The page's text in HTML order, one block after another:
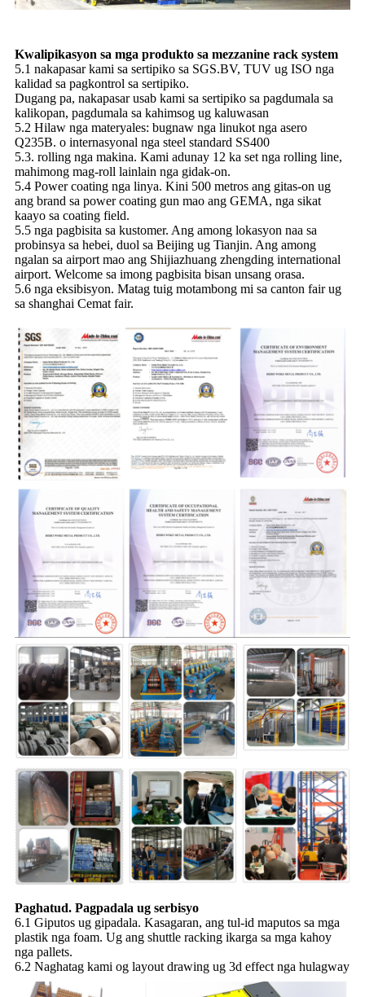
Kwalipikasyon sa mga produkto sa mezzanine rack system
5.1 nakapasar kami sa sertipiko sa SGS.BV, TUV ug ISO nga
kalidad sa pagkontrol sa sertipiko.
Dugang pa, nakapasar usab kami sa sertipiko sa pagdumala sa
kalikopan, pagdumala sa kahimsog ug kaluwasan
5.2 Hilaw nga materyales: bugnaw nga linukot nga asero
Q235B. o internasyonal nga steel standard SS400
5.3. rolling nga makina. Kami adunay 12 ka set nga rolling line,
mahimong mag-roll lainlain nga gidak-on.
5.4 Power coating nga linya. Kini 500 metros ang gitas-on ug
ang brand sa power coating gun mao ang GEMA, nga sikat
kaayo sa coating field.
5.5 nga pagbisita sa kustomer. Ang among lokasyon naa sa
probinsya sa hebei, duol sa Beijing ug Tianjin. Ang among
ngalan sa airport mao ang Shijiazhuang zhengding international
airport. Welcome sa imong pagbisita bisan unsang orasa.
5.6 nga eksibisyon. Matag tuig motambong mi sa canton fair ug
sa shanghai Cemat fair.
Paghatud. Pagpadala ug serbisyo
6.1 Giputos ug gipadala. Kasagaran, ang tul-id maputos sa mga
plastik nga foam. Ug ang shuttle racking ikarga sa mga kahoy
nga pallets.
6.2 Naghatag kami og layout drawing ug 3d effect nga hulagway